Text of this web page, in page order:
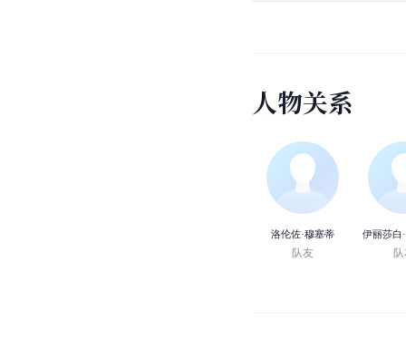
人物关系
洛伦佐·穆塞蒂
队友
伊丽莎白